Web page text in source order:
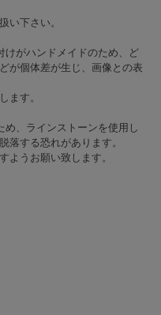
い下さい。
けがハンドメイドのため、ど
が個体差が生じ、画像との表
ます。
、ラインストーンを使用し
落する恐れがあります。
ようお願い致します。